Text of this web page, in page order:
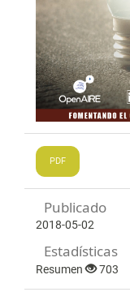
PDF
Publicado
2018-05-02
Estadísticas
Resumen 703